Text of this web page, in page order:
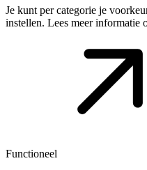
Je kunt per categorie je
instellen. Lees meer informatie
Functioneel